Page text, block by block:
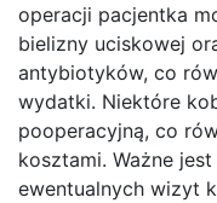
operacji pacjentka
bielizny uciskowej
antybiotyków, co
wydatki. Niektóre
pooperacyjną, co
kosztami. Ważne
ewentualnych wizyt